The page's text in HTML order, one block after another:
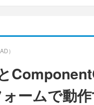
AD）
ームで動